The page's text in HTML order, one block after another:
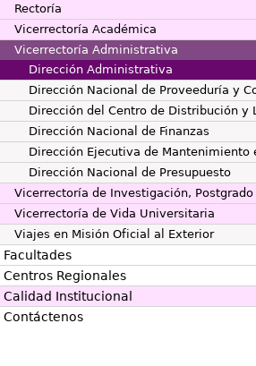
Rectoría
Vicerrectoría Académica
Vicerrectoría Administrativa
Dirección Administrativa
Dirección Nacional de Proveeduría y
Dirección del Centro de Distribución y
Dirección Nacional de Finanzas
Dirección Ejecutiva de Mantenimiento
Dirección Nacional de Presupuesto
Vicerrectoría de Investigación,
Vicerrectoría de Vida Universitaria
Viajes en Misión Oficial al Exterior
Facultades
Centros Regionales
Calidad Institucional
Contáctenos